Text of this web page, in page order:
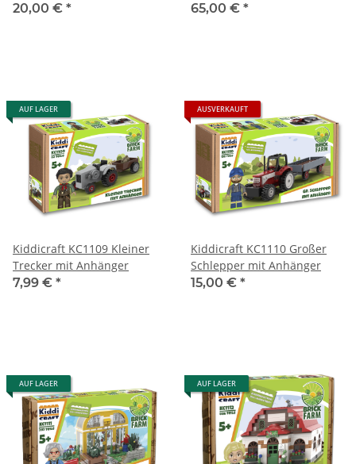
20,00 € *
65,00 € *
AUF LAGER
Kiddicraft KC1109 Kleiner
Trecker mit Anhänger
7,99 € *
AUSVERKAUFT
Kiddicraft KC1110 Großer
Schlepper mit Anhänger
15,00 € *
AUF LAGER AUF LAGER